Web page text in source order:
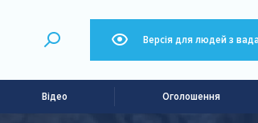
Версія для людей з
Відео Оголошення